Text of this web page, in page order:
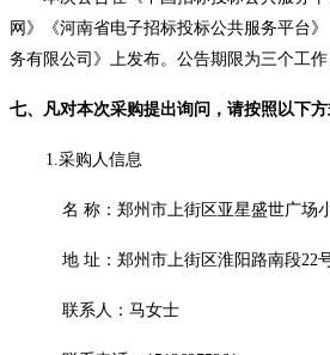
网》《河南省电子招标投标公共服务平台
务有限公司》上发布。公告期限为三个工作
七、凡对本次采购提出询问，请按照以下方
1.采购人信息
名 称： 郑州市上街区亚星盛世广场
地 址：郑州市上街区淮阳路南段22
联系人： 马女士